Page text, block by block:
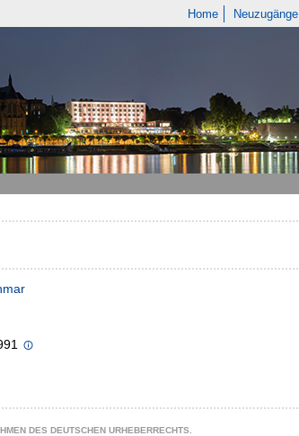
Home Neuzugänge
DES DEUTSCHEN URHEBERRECHTS.